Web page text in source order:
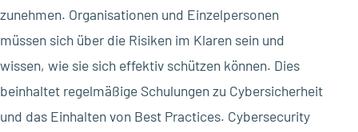
zunehmen. Organisationen und Einzelpersonen
müssen sich über die Risiken im Klaren sein und
wissen, wie sie sich effektiv schützen können. Dies
beinhaltet regelmäßige Schulungen zu Cybersicherheit
und das Einhalten von Best Practices. Cybersecurity